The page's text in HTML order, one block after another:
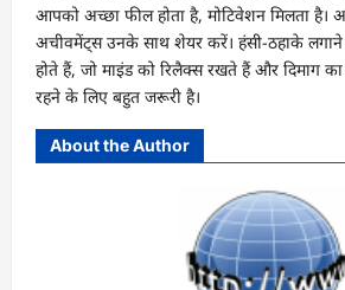
आपको अच्छा फील होता है, मोटिवेशन मिलता है।
अचीवमेंट्स उनके साथ शेयर करें। हंसी-ठहाके लगाने से
होते हैं, जो माइंड को रिलैक्स रखते हैं और दिमाग का
रहने के लिए बहुत जरूरी है।
About the Author